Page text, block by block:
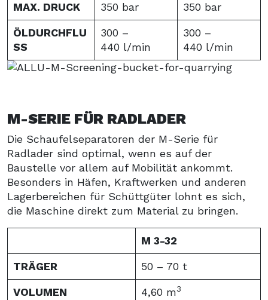
MAX. DRUCK 350 bar 350 bar
ÖLDURCHFLU
SS
300 –
440 l/min
300 –
440 l/min
M-SERIE FÜR RADLADER
Die Schaufelseparatoren der M-Serie für
Radlader sind optimal, wenn es auf der
Baustelle vor allem auf Mobilität ankommt.
Besonders in Häfen, Kraftwerken und anderen
Lagerbereichen für Schüttgüter lohnt es sich,
die Maschine direkt zum Material zu bringen.
M 3-32
TRÄGER 50 – 70 t
VOLUMEN 4,60 m3